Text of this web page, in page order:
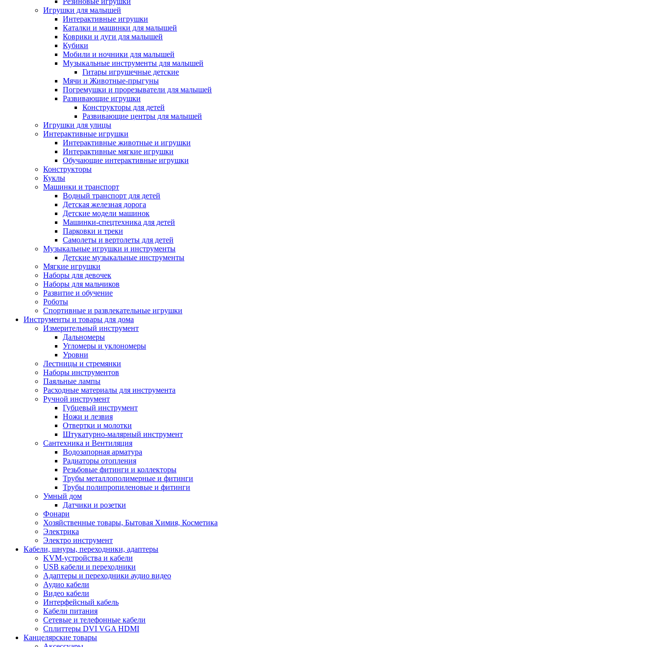
Игрушки для малышей
Интерактивные игрушки
Каталки и машинки для малышей
Коврики и дуги для малышей
Кубики
Мобили и ночники для малышей
Музыкальные инструменты для малышей
Гитары игрушечные детские
Мячи и Животные-прыгуны
Погремушки и прорезыватели для малышей
Развивающие игрушки
Конструкторы для детей
Развивающие центры для малышей
Игрушки для улицы
Интерактивные игрушки
Интерактивные животные и игрушки
Интерактивные мягкие игрушки
Обучающие интерактивные игрушки
Конструкторы
Куклы
Машинки и транспорт
Водный транспорт для детей
Детская железная дорога
Детские модели машинок
Машинки-спецтехника для детей
Парковки и треки
Самолеты и вертолеты для детей
Музыкальные игрушки и инструменты
Детские музыкальные инструменты
Мягкие игрушки
Наборы для девочек
Наборы для мальчиков
Развитие и обучение
Роботы
Спортивные и развлекательные игрушки
Инструменты и товары для дома
Измерительный инструмент
Дальномеры
Угломеры и уклономеры
Уровни
Лестницы и стремянки
Наборы инструментов
Паяльные лампы
Расходные материалы для инструмента
Ручной инструмент
Губцевый инструмент
Ножи и лезвия
Отвертки и молотки
Штукатурно-малярный инструмент
Сантехника и Вентиляция
Водозапорная арматура
Радиаторы отопления
Резьбовые фитинги и коллекторы
Трубы металлополимерные и фитинги
Трубы полипропиленовые и фитинги
Умный дом
Датчики и розетки
Фонари
Хозяйственные товары, Бытовая Химия, Косметика
Электрика
Электро инструмент
Кабели, шнуры, переходники, адаптеры
KVM-устройства и кабели
USB кабели и переходники
Адаптеры и переходники аудио видео
Аудио кабели
Видео кабели
Интерфейсный кабель
Кабели питания
Сетевые и телефонные кабели
Сплиттеры DVI VGA HDMI
Канцелярские товары